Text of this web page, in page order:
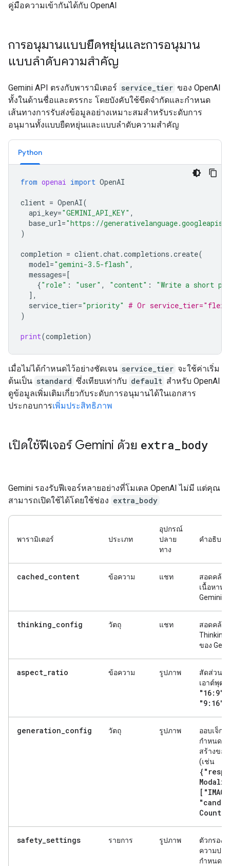
คู่มือความเข้ากันได้กับ OpenAI
การอนุมานแบบยืดหยุ่นและการอนุมาน
แบบลำดับความสำคัญ
Gemini API ตรงกับพารามิเตอร์ service_tier ของ OpenAI
ทั้งในด้านชื่อและตรรกะ โดยบังคับใช้ขีดจำกัดและกำหนด
เส้นทางการรับส่งข้อมูลอย่างเหมาะสมสำหรับระดับการ
อนุมานทั้งแบบยืดหยุ่นและแบบลำดับความสำคัญ
Python
from openai import OpenAI
client = OpenAI(
api_key="GEMINI_API_KEY" ,
base_url="https://
)
completion = client.chat.completions .create(
model="gemini-3.5-flash" ,
messages=[
{"role" : "user" , "content" :
"Write a short
],
service_tier="priority" # Or service_tier="flex"
)
print(completion)
เมื่อไม่ได้กำหนดไว้อย่างชัดเจน service_tier จะใช้ค่าเริ่ม
ต้นเป็น standard ซึ่งเทียบเท่ากับ default สำหรับ OpenAI
ดูข้อมูลเพิ่มเติมเกี่ยวกับระดับการอนุมานได้ในเอกสาร
ประกอบการเพิ่มประสิทธิภาพ
เปิดใช้ฟีเจอร์ Gemini ด้วย extra body
Gemini รองรับฟีเจอร์หลายอย่างที่โมเดล OpenAI ไม่มี แต่คุณ
สามารถเปิดใช้ได้โดยใช้ช่อง extra_body
พารามิเตอร์ ประเภท
อุปกรณ์
ปลาย
ทาง
คำอธิบาย
cached_content ข้อความ แชท
สอดคล้อ
เนื้อหาทั่
Gemini
thinking_config วัตถุ แชท
สอดคล้อ
ของ
aspect_ratio ข้อความ รูปภาพ
สัดส่วนภ
เอาต์พุต
"16:9"
"9:16"
generation_config วัตถุ รูปภาพ
ออบเจ็กต์
กำหนดค่
สร้างของ
(เช่น
safety_settings รายการ รูปภาพ
ตัวกรอง
ความปล
กำหนดเอ